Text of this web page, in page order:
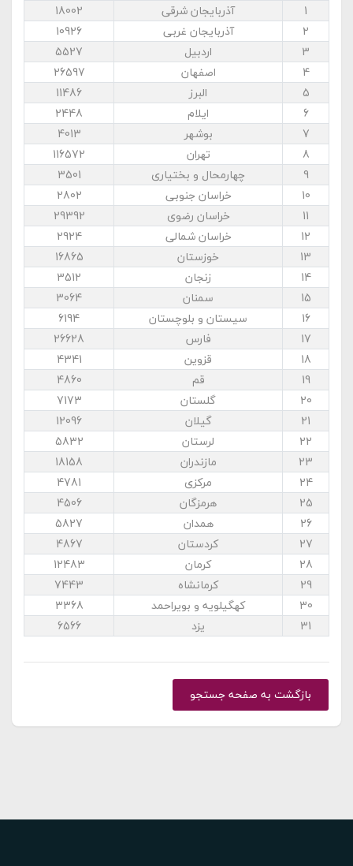
1
آذربایجان شرقی
18002
2
آذربایجان غربی
10926
3
اردبیل
5527
4
اصفهان
26597
5
البرز
11486
6
ایلام
2448
7
بوشهر
4013
8
تهران
116572
9
چهارمحال و بختیاری
3501
10
خراسان جنوبی
2802
11
خراسان رضوی
29392
12
خراسان شمالی
2924
13
خوزستان
16865
14
زنجان
3512
15
سمنان
3064
16
سیستان و بلوچستان
6194
17
فارس
26628
18
قزوین
4341
19
قم
4860
20
گلستان
7173
21
گیلان
12096
22
لرستان
5832
23
مازندران
18158
24
مرکزی
4781
25
هرمزگان
4506
26
همدان
5827
27
کردستان
4867
28
کرمان
12483
29
کرمانشاه
7443
30
کهگیلویه و بویراحمد
3368
31
یزد 6566
بازگشت به صفحه جستجو